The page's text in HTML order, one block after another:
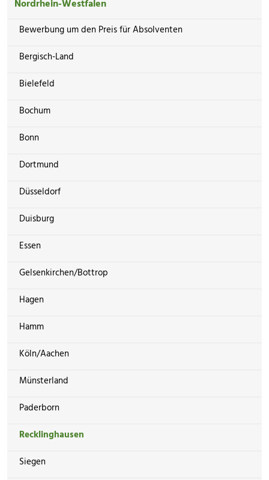
Nordrhein-Westfalen
Bewerbung um den Preis für Absolventen
Bergisch-Land
Bielefeld
Bochum
Bonn
Dortmund
Düsseldorf
Duisburg
Essen
Gelsenkirchen/Bottrop
Hagen
Hamm
Köln/Aachen
Münsterland
Paderborn
Recklinghausen
Siegen